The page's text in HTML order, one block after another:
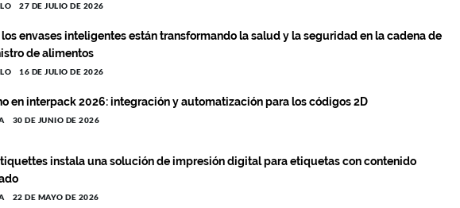
27 DE JULIO DE 2026
envases inteligentes están transformando la salud y la seguridad en la cadena de
de alimentos
16 DE JULIO DE 2026
en interpack 2026: integración y automatización para los códigos 2D
30 DE JUNIO DE 2026
instala una solución de impresión digital para etiquetas con contenido
22 DE MAYO DE 2026